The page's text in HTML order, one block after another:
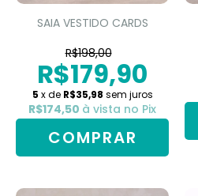
SAIA VESTIDO CARDS
R$198,00
R$179,90
5 x de R$35,98 sem juros
R$174,50 à vista no Pix
COMPRAR